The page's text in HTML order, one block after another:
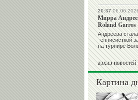
20:37
Мирра
Roland Garros
Андреева
теннисисткой
на турнире
архив новостей
Картина